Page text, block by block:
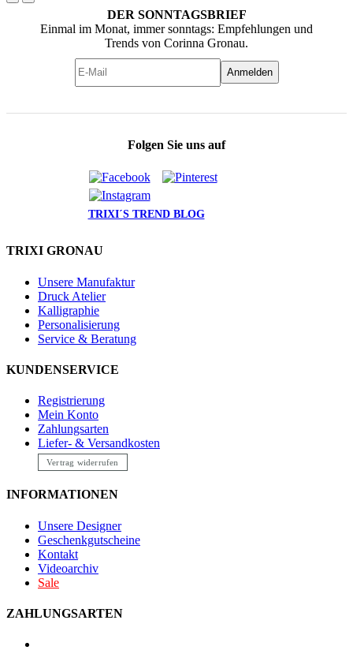
DER SONNTAGSBRIEF
Einmal im Monat, immer sonntags: Empfehlungen und
Trends von Corinna Gronau.
Anmelden
Folgen Sie uns auf
TRIXI´S TREND BLOG
TRIXI GRONAU
Unsere Manufaktur
Druck Atelier
Kalligraphie
Personalisierung
Service & Beratung
KUNDENSERVICE
Registrierung
Mein Konto
Zahlungsarten
Liefer- & Versandkosten
Vertrag widerrufen
INFORMATIONEN
Unsere Designer
Geschenkgutscheine
Kontakt
Videoarchiv
Sale
ZAHLUNGSARTEN